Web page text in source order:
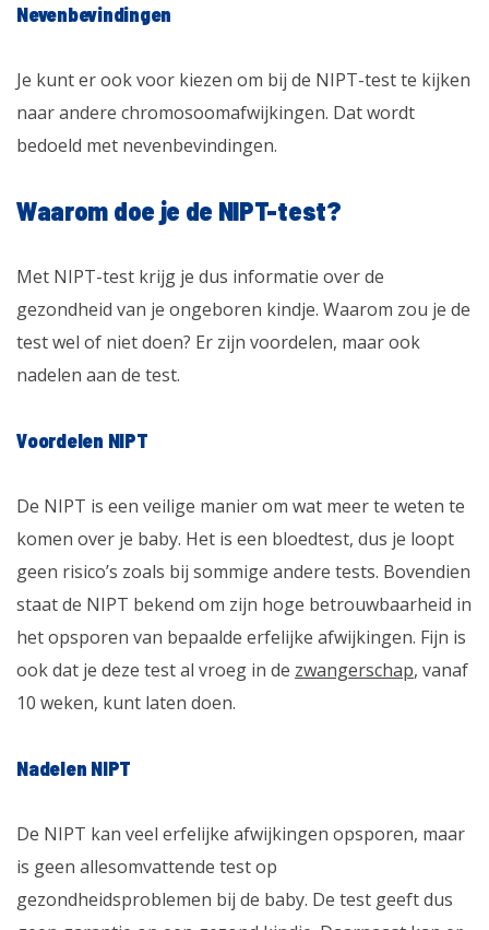
Nevenbevindingen
Je kunt er ook voor kiezen om bij de NIPT-test te kijken
naar andere chromosoomafwijkingen. Dat wordt
bedoeld met nevenbevindingen.
Waarom doe je de NIPT-test?
Met NIPT-test krijg je dus informatie over de
gezondheid van je ongeboren kindje. Waarom zou je de
test wel of niet doen? Er zijn voordelen, maar ook
nadelen aan de test.
Voordelen NIPT
De NIPT is een veilige manier om wat meer te weten te
komen over je baby. Het is een bloedtest, dus je loopt
geen risico’s zoals bij sommige andere tests. Bovendien
staat de NIPT bekend om zijn hoge betrouwbaarheid in
het opsporen van bepaalde erfelijke afwijkingen. Fijn is
ook dat je deze test al vroeg in de zwangerschap, vanaf
10 weken, kunt laten doen.
Nadelen NIPT
De NIPT kan veel erfelijke afwijkingen opsporen, maar
is geen allesomvattende test op
gezondheidsproblemen bij de baby. De test geeft dus